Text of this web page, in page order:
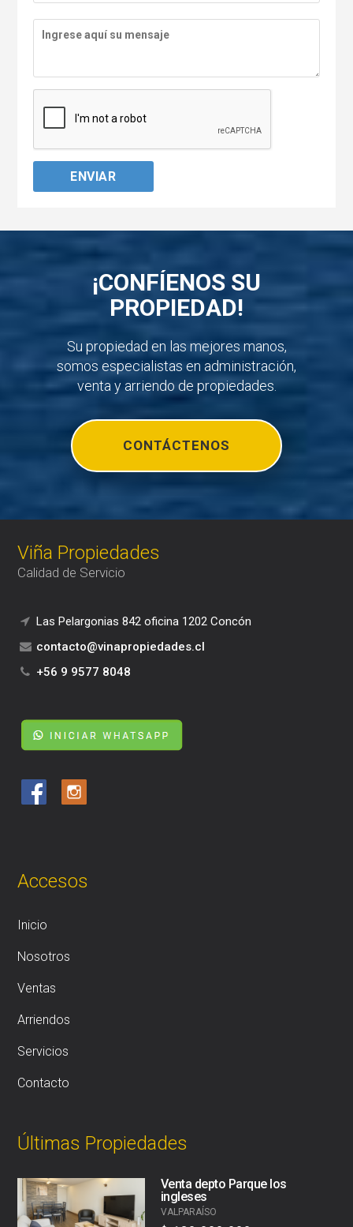
¡CONFÍENOS SU
PROPIEDAD!
Su propiedad en las mejores manos,
somos especialistas en administración,
venta y arriendo de propiedades.
CONTÁCTENOS
Viña Propiedades
Calidad de Servicio
Las Pelargonias 842 oficina 1202 Concón
contacto@vinapropiedades.cl
+56 9 9577 8048
Accesos
Inicio
Nosotros
Ventas
Arriendos
Servicios
Contacto
Últimas Propiedades
Venta depto Parque los
ingleses
VALPARAÍSO